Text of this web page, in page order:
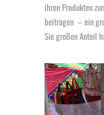
ihren Produkten
beitragen – ein
Sie großen Anteil